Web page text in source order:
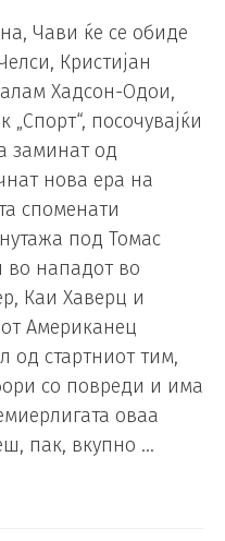
Чави ќе се обиде
Кристијан
Хадсон-Одои,
посочувајќи
заминат од
нова ера на
споменати
под Томас
во нападот во
Каи Хаверц и
Американец
од стартниот тим,
со повреди и има
оваа
пак, вкупно …